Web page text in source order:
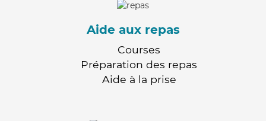
Aide aux repas
Courses
Préparation des repas
Aide à la prise